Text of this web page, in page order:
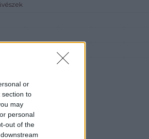
or
section to
may
personal
out of the
Galéria és Aukciósház
és Aukciósház Kft.